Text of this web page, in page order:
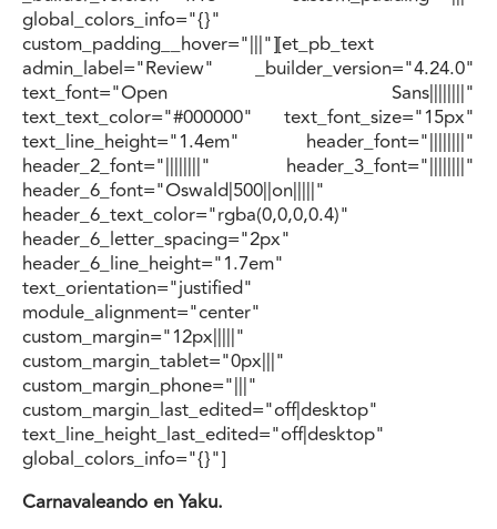
global_colors_info="{}"
custom_padding__hover="|||"][et_pb_text
admin_label="Review" _builder_version="4.24.0"
text_font="Open Sans||||||||"
text_text_color="#000000" text_font_size="15px"
text_line_height="1.4em" header_font="||||||||"
header_2_font="||||||||" header_3_font="||||||||"
header_6_font="Oswald|500||on|||||"
header_6_text_color="rgba(0,0,0,0.4)"
header_6_letter_spacing="2px"
header_6_line_height="1.7em"
text_orientation="justified"
module_alignment="center"
custom_margin="12px|||||"
custom_margin_tablet="0px|||"
custom_margin_phone="|||"
custom_margin_last_edited="off|desktop"
text_line_height_last_edited="off|desktop"
global_colors_info="{}"]
Carnavaleando en Yaku.